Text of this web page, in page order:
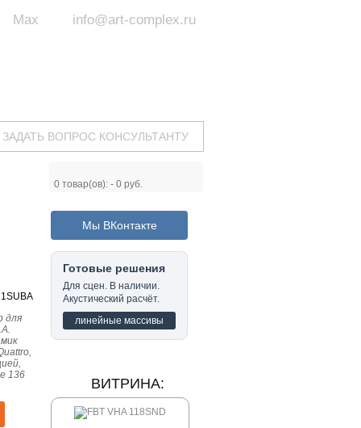
info@art-complex.ru
Max
ЗАДАТЬ ВОПРОС КОНСУЛЬТАНТУ
0 товар(ов): - 0 руб.
для
136
Мы ВКонтакте
Готовые решения
Для сцен. В наличии.
Акустический расчёт.
линейные массивы
ВИТРИНА: